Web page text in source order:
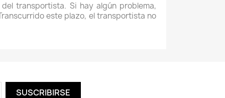
transportista. Si hay algún problema,
este plazo, el transportista no